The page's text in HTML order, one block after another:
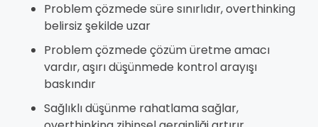
Problem çözmede süre sınırlıdır, overthinking
belirsiz şekilde uzar
Problem çözmede çözüm üretme amacı
vardır, aşırı düşünmede kontrol arayışı
baskındır
Sağlıklı düşünme rahatlama sağlar,